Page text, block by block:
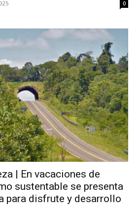
0
| En vacaciones de
sustentable se presenta
para disfrute y desarrollo